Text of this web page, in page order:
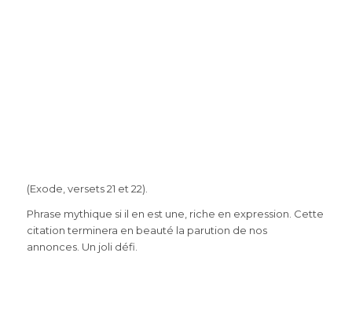
(Exode, versets 21 et 22).
Phrase mythique si il en est une, riche en expression. Cette
citation terminera en beauté la parution de nos
annonces. Un joli défi.